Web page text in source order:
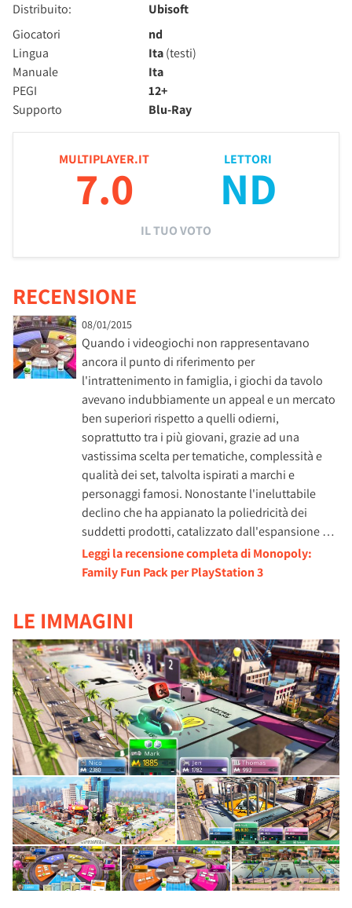
Distribuito:
Ubisoft
Giocatori
nd
Lingua
Ita(testi)
Manuale
Ita
PEGI
12+
Supporto
Blu-Ray
MULTIPLAYER.IT
7.0
LETTORI
ND
IL TUO VOTO
RECENSIONE
08/01/2015
Quando i videogiochi non rappresentavano
ancora il punto di riferimento per
l'intrattenimento in famiglia, i giochi da tavolo
avevano indubbiamente un appeal e un mercato
ben superiori rispetto a quelli odierni,
soprattutto tra i più giovani, grazie ad una
vastissima scelta per tematiche, complessità e
qualità dei set, talvolta ispirati a marchi e
personaggi famosi. Nonostante l'ineluttabile
declino che ha appianato la poliedricità dei
suddetti prodotti, catalizzato dall'espansione …
Leggi la recensione completa di Monopoly:
Family Fun Pack per PlayStation 3
LE IMMAGINI